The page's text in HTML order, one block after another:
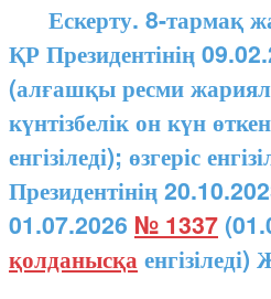
Ескерту. 8-тармақ
ҚР Президентінің
(алғашқы ресми
күнтізбелік он күн
енгізіледі); өзгеріс
Президентінің
01.07.2026 № 1337
қолданысқа